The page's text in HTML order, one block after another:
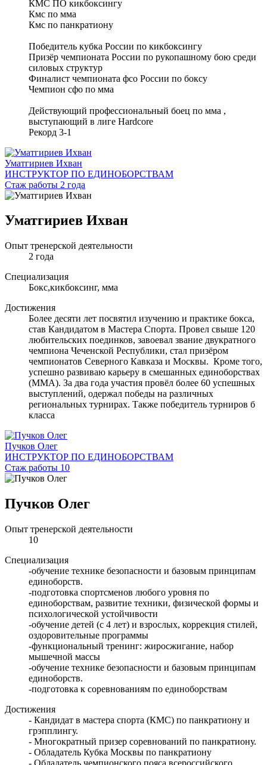
КМС ПО кикбоксингу
Кмс по мма
Кмс по панкратиону
Победитель кубка России по кикбоксингу
Призёр чемпионата России по рукопашному бою среди
силовых структур
Финалист чемпионата фсо России по боксу
Чемпион сфо по мма
Действующий профессиональный боец по мма ,
выступающий в лиге Hardcore
Рекорд 3-1
Уматгириев Ихван
ИНСТРУКТОР ПО ЕДИНОБОРСТВАМ
Стаж работы 2 года
Уматгириев Ихван
Опыт тренерской деятельности
2 года
Специализация
Бокс,кикбоксинг, мма
Достижения
Более десяти лет посвятил изучению и практике бокса,
став Кандидатом в Мастера Спорта. Провел свыше 120
любительских поединков, завоевал звание двукратного
чемпиона Чеченской Республики, стал призёром
чемпионатов Северного Кавказа и Москвы. Кроме того,
успешно развиваю карьеру в смешанных единоборствах
(MMA). За два года участия провёл более 60 успешных
выступлений, одержал победы на различных
региональных турнирах. Также победитель турниров б
класса
Пучков Олег
ИНСТРУКТОР ПО ЕДИНОБОРСТВАМ
Стаж работы 10
Пучков Олег
Опыт тренерской деятельности
10
Специализация
-обучение технике безопасности и базовым принципам
единоборств.
-подготовка спортсменов любого уровня по
единоборствам, развитие техники, физической формы и
психологической устойчивости
-обучение детей (с 4 лет) и взрослых, коррекция стилей,
оздоровительные программы
-функциональный тренинг: жиросжигание, набор
мышечной массы
-обучение технике безопасности и базовым принципам
единоборств.
-подготовка к соревнованиям по единоборствам
Достижения
- Кандидат в мастера спорта (КМС) по панкратиону и
грэпплингу.
- Многократный призер соревнований по панкратиону.
- Обладатель Кубка Москвы по панкратиону